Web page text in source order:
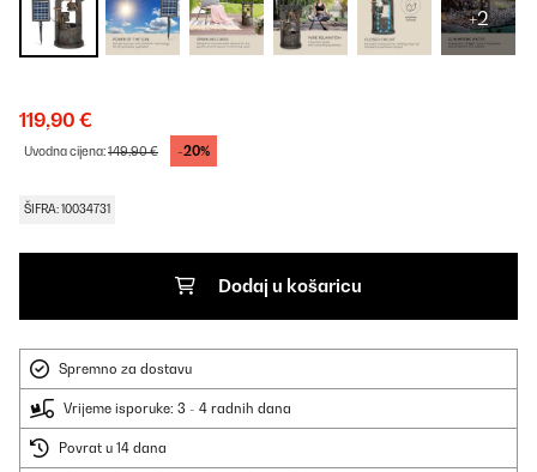
+2
119,90 €
Uvodna cijena:149,90 € -20%
ŠIFRA: 10034731
Dodaj u košaricu
Spremno za dostavu
Vrijeme isporuke: 3 - 4 radnih dana
Povrat u 14 dana